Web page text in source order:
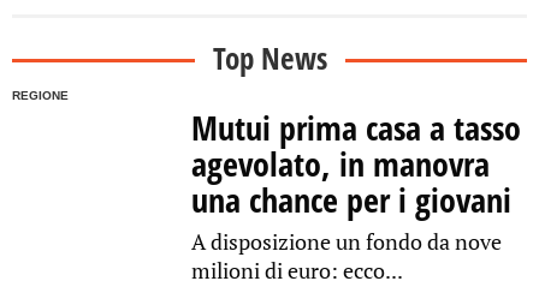
Top News
REGIONE
Mutui prima casa a tasso
agevolato, in manovra
una chance per i giovani
A disposizione un fondo da nove
milioni di euro: ecco...